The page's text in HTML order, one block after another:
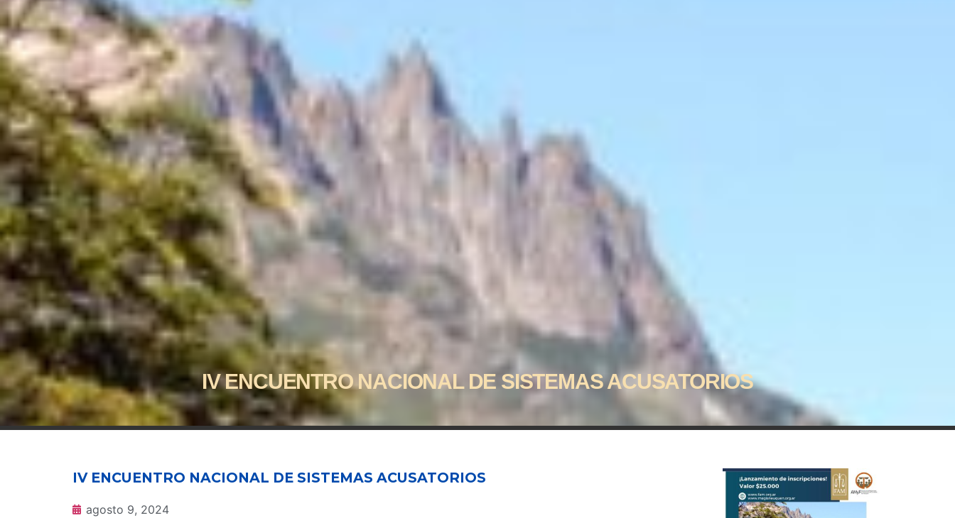
IV ENCUENTRO NACIONAL DE SISTEMAS ACUSATORIOS
IV ENCUENTRO NACIONAL DE SISTEMAS ACUSATORIOS
agosto 9, 2024